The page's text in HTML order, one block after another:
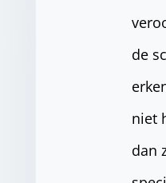
de
niet
dan